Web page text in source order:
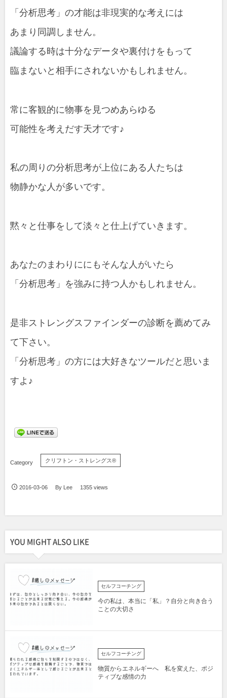
「分析思考」の才能は非現実的な考えには
あまり同調しません。
議論する時は十分なデータや裏付けをもって
臨まないと相手にされないかもしれません。
常に客観的に物事を見つめあらゆる
可能性を考えだす天才です♪
私の周りの分析思考が上位にある人たちは
物静かな人が多いです。
黙々と仕事をして淡々と仕上げていきます。
あなたのまわりににもそんな人がいたら
「分析思考」を強みに持つ人かもしれません。
是非ストレングスファインダーの診断を薦めてみ
て下さい。
「分析思考」の方には大好きなツールだと思いま
すよ♪
クリフトン・ストレングス®
2016-03-06 By Lee 1355 views
YOU MIGHT ALSO LIKE
セルフコーチング
今の私は、本当に「私」？自分と向き合う
ことの大切さ
セルフコーチング
物質からエネルギーへ 私を変えた、ポジ
ティブな感情の力